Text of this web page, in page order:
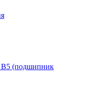
B5 (подшипник